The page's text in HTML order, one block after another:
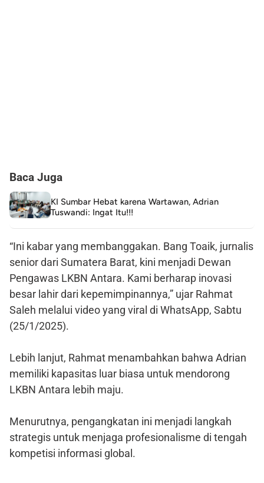
Baca Juga
KI Sumbar Hebat karena Wartawan, Adrian
Tuswandi: Ingat Itu!!!
“Ini kabar yang membanggakan. Bang Toaik, jurnalis
senior dari Sumatera Barat, kini menjadi Dewan
Pengawas LKBN Antara. Kami berharap inovasi
besar lahir dari kepemimpinannya,” ujar Rahmat
Saleh melalui video yang viral di WhatsApp, Sabtu
(25/1/2025).
Lebih lanjut, Rahmat menambahkan bahwa Adrian
memiliki kapasitas luar biasa untuk mendorong
LKBN Antara lebih maju.
Menurutnya, pengangkatan ini menjadi langkah
strategis untuk menjaga profesionalisme di tengah
kompetisi informasi global.